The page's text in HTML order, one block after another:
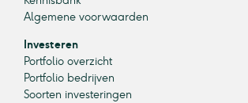
Algemene voorwaarden
Investeren
Portfolio overzicht
Portfolio bedrijven
Soorten investeringen